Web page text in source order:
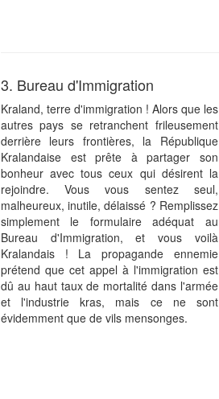
3. Bureau d'Immigration
Kraland, terre d'immigration ! Alors que les
autres pays se retranchent frileusement
derrière leurs frontières, la République
Kralandaise est prête à partager son
bonheur avec tous ceux qui désirent la
rejoindre. Vous vous sentez seul,
malheureux, inutile, délaissé ? Remplissez
simplement le formulaire adéquat au
Bureau d'Immigration, et vous voilà
Kralandais ! La propagande ennemie
prétend que cet appel à l'immigration est
dû au haut taux de mortalité dans l'armée
et l'industrie kras, mais ce ne sont
évidemment que de vils mensonges.